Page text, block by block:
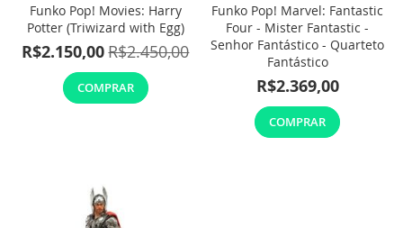
Funko Pop! Movies: Harry
Potter (Triwizard with Egg)
R$2.150,00R$2.450,00
COMPRAR
Funko Pop! Marvel: Fantastic
Four - Mister Fantastic -
Senhor Fantástico - Quarteto
Fantástico
R$2.369,00
COMPRAR